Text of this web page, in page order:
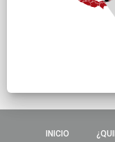
INICIO